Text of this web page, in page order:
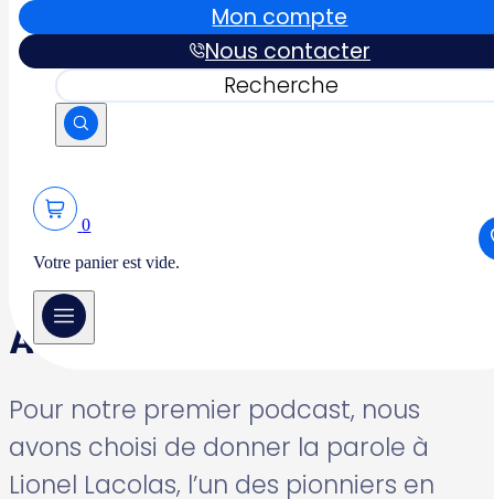
Mon compte
Nous contacter
Rechercher
0
Votre panier est vide.
Aux origines du fitness
Freestyle avec Lionel
Lacolas
Au commencement...
Pour notre premier podcast, nous
avons choisi de donner la parole à
Lionel Lacolas, l’un des pionniers en